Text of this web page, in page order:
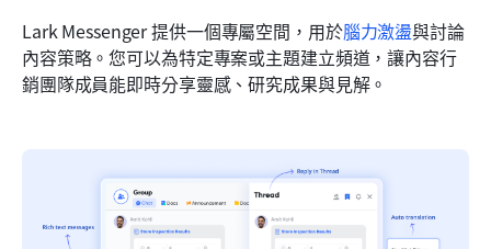
Lark Messenger 提供一個專屬空間，用於腦力激盪與討論
內容策略。您可以為特定專案或主題建立頻道，讓內容行
銷團隊成員能即時分享靈感、研究成果與見解。